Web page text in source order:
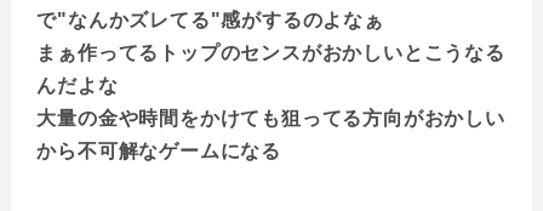
で"なんかズレてる"感がするのよなぁ
まぁ作ってるトップのセンスがおかしいとこうなる
んだよな
大量の金や時間をかけても狙ってる方向がおかしい
から不可解なゲームになる